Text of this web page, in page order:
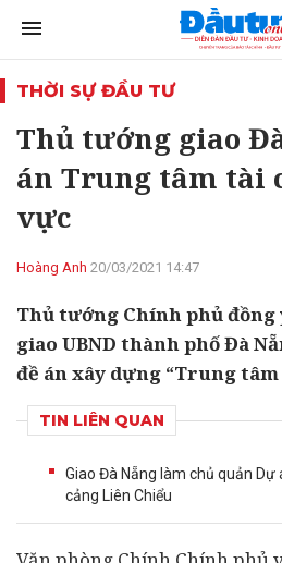
THỜI SỰ ĐẦU TƯ
Thủ tướng giao
án Trung tâm tài
vực
Hoàng Anh 20/03/2021 14:47
Thủ tướng Chính phủ
giao UBND thành phố Đà
đề án xây dựng “Trung
TIN LIÊN QUAN
Giao Đà Nẵng làm chủ quản
cảng Liên Chiểu